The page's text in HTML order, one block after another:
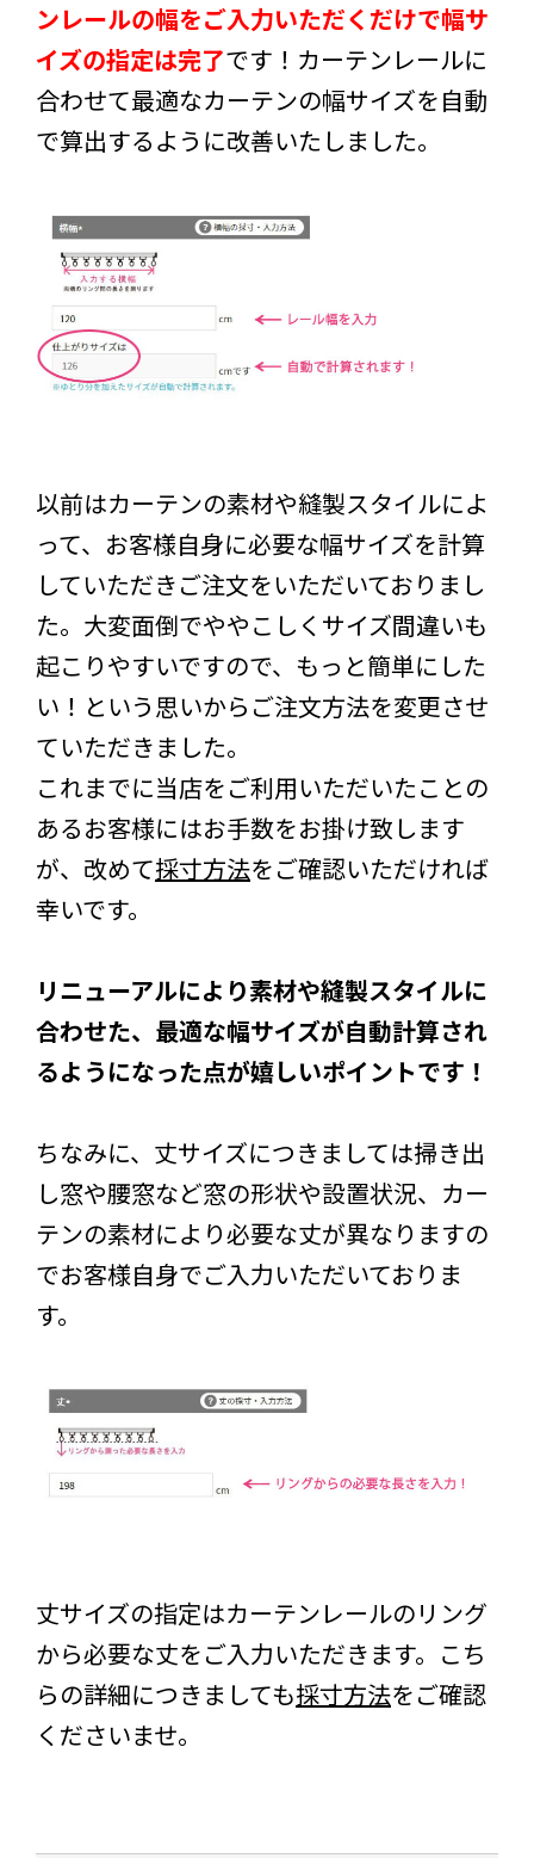
ンレールの幅をご入力いただくだけで幅サ
イズの指定は完了です！カーテンレールに
合わせて最適なカーテンの幅サイズを自動
で算出するように改善いたしました。
以前はカーテンの素材や縫製スタイルによ
って、お客様自身に必要な幅サイズを計算
していただきご注文をいただいておりまし
た。大変面倒でややこしくサイズ間違いも
起こりやすいですので、もっと簡単にした
い！という思いからご注文方法を変更させ
ていただきました。
これまでに当店をご利用いただいたことの
あるお客様にはお手数をお掛け致します
が、改めて採寸方法をご確認いただければ
幸いです。
リニューアルにより素材や縫製スタイルに
合わせた、最適な幅サイズが自動計算され
るようになった点が嬉しいポイントです！
ちなみに、丈サイズにつきましては掃き出
し窓や腰窓など窓の形状や設置状況、カー
テンの素材により必要な丈が異なりますの
でお客様自身でご入力いただいておりま
す。
丈サイズの指定はカーテンレールのリング
から必要な丈をご入力いただきます。こち
らの詳細につきましても採寸方法をご確認
くださいませ。